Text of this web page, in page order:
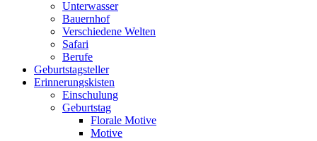
Unterwasser
Bauernhof
Verschiedene Welten
Safari
Berufe
Geburtstagsteller
Erinnerungskisten
Einschulung
Geburtstag
Florale Motive
Motive